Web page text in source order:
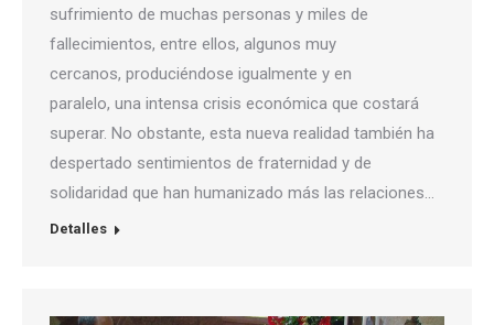
sufrimiento de muchas personas y miles de
fallecimientos, entre ellos, algunos muy
cercanos, produciéndose igualmente y en
paralelo, una intensa crisis económica que costará
superar. No obstante, esta nueva realidad también ha
despertado sentimientos de fraternidad y de
solidaridad que han humanizado más las relaciones…
Detalles